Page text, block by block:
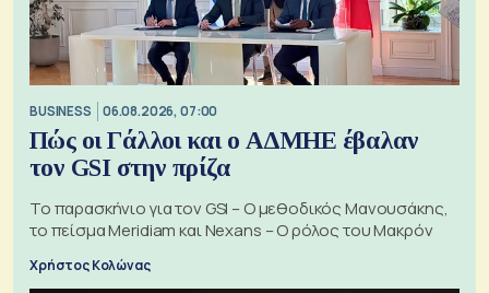
BUSINESS 06.08.2026, 07:00
Πώς οι Γάλλοι και ο ΑΔΜΗΕ έβαλαν
τον GSI στην πρίζα
Το παρασκήνιο για τον GSI – Ο μεθοδικός Μανουσάκης,
το πείσμα Meridiam και Nexans – Ο ρόλος του Μακρόν
Χρήστος Κολώνας